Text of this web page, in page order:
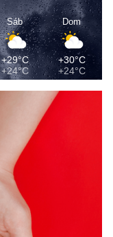
Sáb
+29°C
+24°C
Dom
+30°C
+24°C